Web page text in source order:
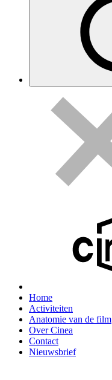
Home
Activiteiten
Anatomie van de film
Over Cinea
Contact
Nieuwsbrief